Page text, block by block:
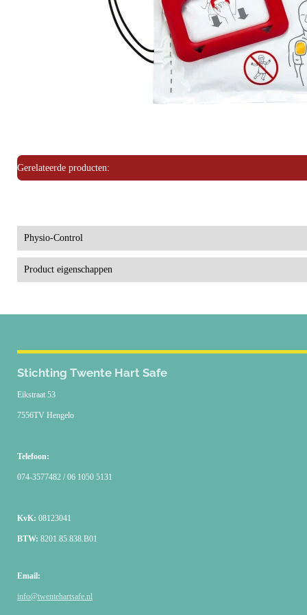
Gerelateerde producten:
Physio-Control
Productlijn
Product eigenschappen
Elektroden met CPR sensor
Stichting Twente Hart Safe
Eikstraat 53
7556TV Hengelo
Telefoon:
074-3577482 / 06 1050 5131
KvK: 08123041
BTW: 8201.85.838.B01
Email:
info@twentehartsafe.nl